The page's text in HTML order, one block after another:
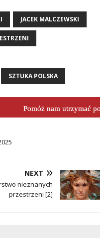
JACEK MALCZEWSKI
SZTUKA POLSKA
Pomóż nam utrzymać
NEXT
nieznanych
przestrzeni [2]